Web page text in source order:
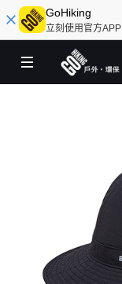
GoHiking
立刻使用官方APP